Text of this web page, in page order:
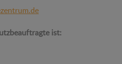
ist: